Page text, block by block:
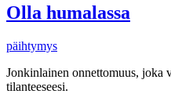
Olla humalassa
päihtymys
Jonkinlainen onnettomuus, joka
tilanteeseesi.